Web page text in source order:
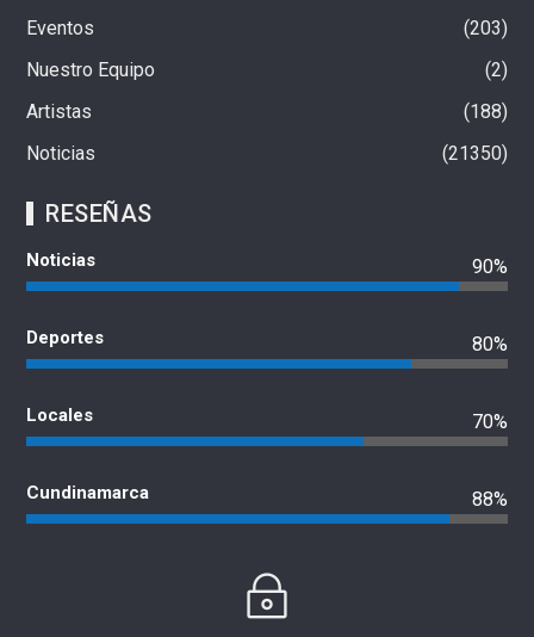
Eventos
203
Nuestro Equipo
2
Artistas
188
Noticias
21350
RESEÑAS
Noticias 90%
Deportes 80%
Locales 70%
Cundinamarca 88%